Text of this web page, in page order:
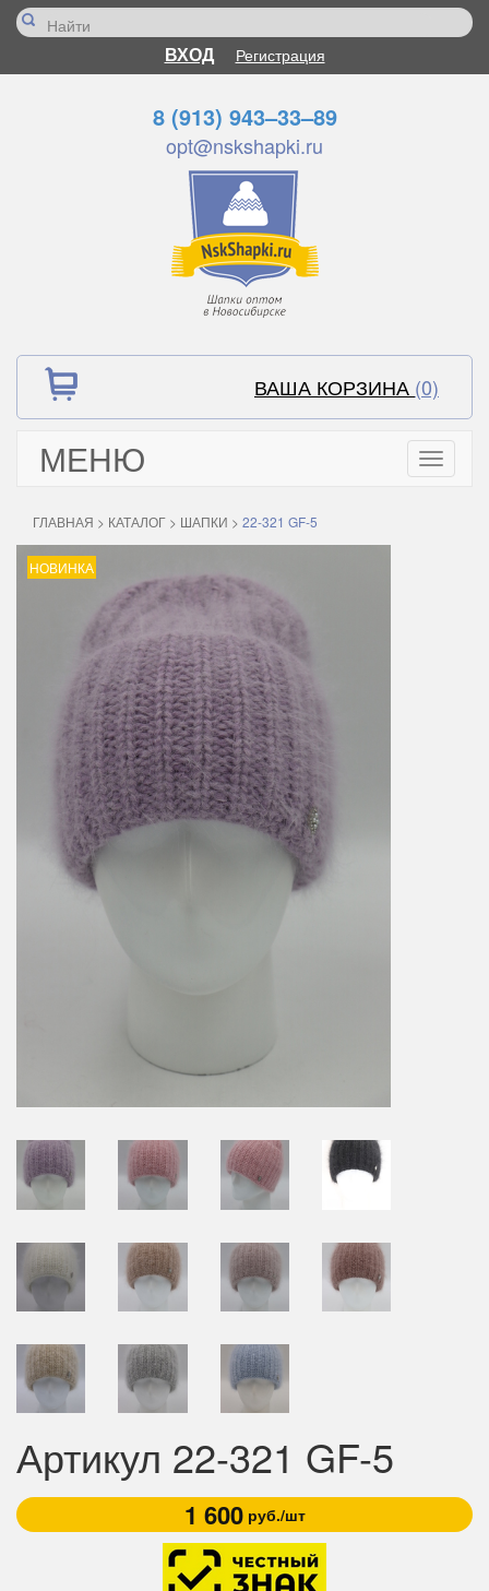
ВХОД Регистрация
8 (913) 943–33–89
opt@nskshapki.ru
ВАША КОРЗИНА (0)
МЕНЮ
Toggle
ГЛАВНАЯ > КАТАЛОГ > ШАПКИ > 22-321 GF-5
НОВИНКА
Артикул 22-321 GF-5
1 600руб./шт